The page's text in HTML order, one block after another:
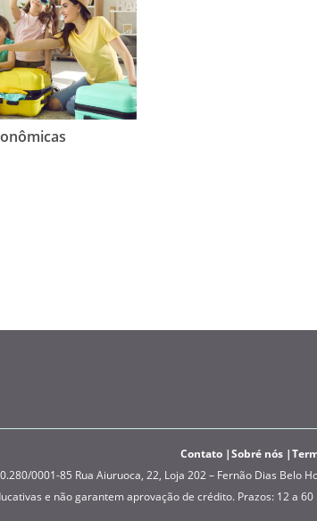
Contato Sobré nós
0001-85 Rua Aiuruoca, 22, Loja 202 – Fernão Dias
e não garantem aprovação de crédito. Prazos: 12 a